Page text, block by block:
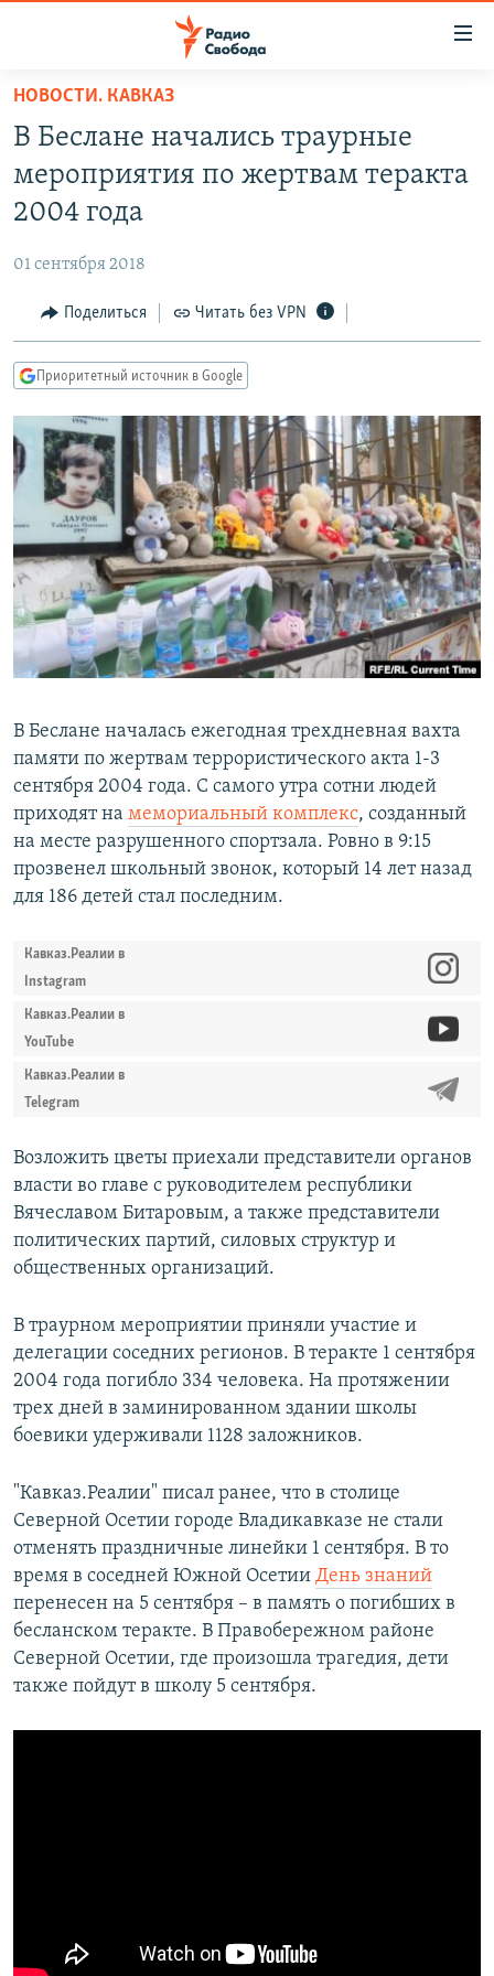
упрощенного
доступа
основному
Вернутся
Вернутся
поиску
АВТОРСКИЕ ПРОЕКТЫ
МНЕНИЯ
КУЛЬТУРА
КАВКАЗ.РЕАЛИИ
СЕВЕР.РЕАЛИИ
СИБИРЬ.РЕАЛИИ
РАСПИСАНИЕ ВЕЩАНИЯ
ПОДПИШИТЕСЬ НА РАССЫЛКУ
СОЦИАЛЬНЫЕ СЕТИ
Все сайты РСЕ/РС
НОВОСТИ. КАВКАЗ
В Беслане начались траурные
мероприятия по жертвам теракта
2004 года
01 сентября 2018
Поделиться Читать без VPN
Приоритетный источник в Google
В Беслане началась ежегодная трехдневная вахта
памяти по жертвам террористического акта 1-3
сентября 2004 года. С самого утра сотни людей
приходят на мемориальный комплекс, созданный
на месте разрушенного спортзала. Ровно в 9:15
прозвенел школьный звонок, который 14 лет назад
для 186 детей стал последним.
Кавказ.Реалии в
Instagram
Кавказ.Реалии в
YouTube
Кавказ.Реалии в
Telegram
Возложить цветы приехали представители органов
власти во главе с руководителем республики
Вячеславом Битаровым, а также представители
политических партий, силовых структур и
общественных организаций.
В траурном мероприятии приняли участие и
делегации соседних регионов. В теракте 1 сентября
2004 года погибло 334 человека. На протяжении
трех дней в заминированном здании школы
боевики удерживали 1128 заложников.
"Кавказ.Реалии" писал ранее, что в столице
Северной Осетии городе Владикавказе не стали
отменять праздничные линейки 1 сентября. В то
время в соседней Южной Осетии День знаний
перенесен на 5 сентября – в память о погибших в
бесланском теракте. В Правобережном районе
Северной Осетии, где произошла трагедия, дети
также пойдут в школу 5 сентября.